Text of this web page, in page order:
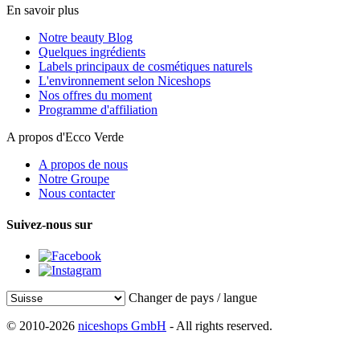
En savoir plus
Notre beauty Blog
Quelques ingrédients
Labels principaux de cosmétiques naturels
L'environnement selon Niceshops
Nos offres du moment
Programme d'affiliation
A propos d'Ecco Verde
A propos de nous
Notre Groupe
Nous contacter
Suivez-nous sur
Changer de pays / langue
© 2010-2026 niceshops GmbH - All rights reserved.